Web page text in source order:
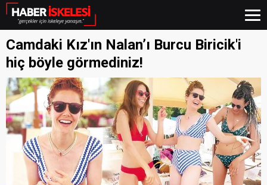
Camdaki Kız'ın Nalan’ı Burcu Biricik'i
hiç böyle görmediniz!